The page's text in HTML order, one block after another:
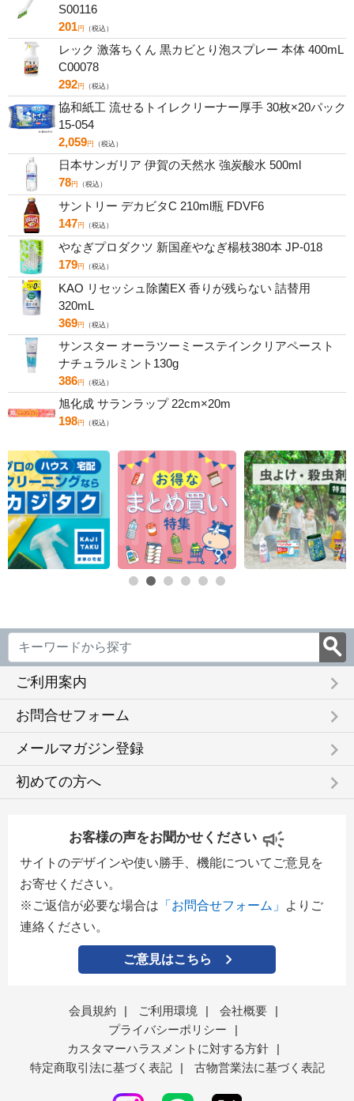
S00116
201円 （税込）
レック 激落ちくん 黒カビとり泡スプレー 本体 400mL
C00078
292円 （税込）
協和紙工 流せるトイレクリーナー厚手 30枚×20パック
15-054
2,059円 （税込）
日本サンガリア 伊賀の天然水 強炭酸水 500ml
78円 （税込）
サントリー デカビタC 210ml瓶 FDVF6
147円 （税込）
やなぎプロダクツ 新国産やなぎ楊枝380本 JP-018
179円 （税込）
KAO リセッシュ除菌EX 香りが残らない 詰替用
320mL
369円 （税込）
サンスター オーラツーミーステインクリアペースト
ナチュラルミント130g
386円 （税込）
旭化成 サランラップ 22cm×20m
198円 （税込）
ご利用案内 keyboard_arrow_right
お問合せフォーム keyboard_arrow_right
メールマガジン登録 keyboard_arrow_right
初めての方へ keyboard_arrow_right
お客様の声をお聞かせください
サイトのデザインや使い勝手、機能についてご意見を
お寄せください。
※ご返信が必要な場合は 「お問合せフォーム」
よりご
連絡ください。
ご意見はこちら
会員規約 | ご利用環境 | 会社概要
|
プライバシーポリシー
|
カスタマーハラスメントに対する方針
|
特定商取引法に基づく表記
| 古物営業法に基づく表記